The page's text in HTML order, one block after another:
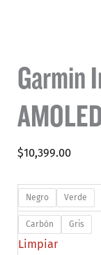
Garmin
AMOLED
$10,399.00
Negro Verde
Carbón Gris
Limpiar